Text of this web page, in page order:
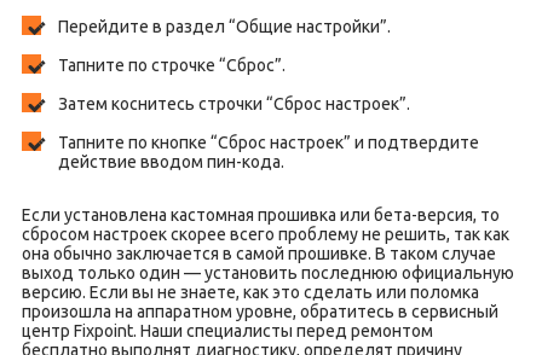
Перейдите в раздел “Общие настройки”.
Тапните по строчке “Сброс”.
Затем коснитесь строчки “Сброс настроек”.
Тапните по кнопке “Сброс настроек” и подтвердите
действие вводом пин-кода.
Если установлена кастомная прошивка или бета-версия, то
сбросом настроек скорее всего проблему не решить, так как
она обычно заключается в самой прошивке. В таком случае
выход только один — установить последнюю официальную
версию. Если вы не знаете, как это сделать или поломка
произошла на аппаратном уровне, обратитесь в сервисный
центр Fixpoint. Наши специалисты перед ремонтом
бесплатно выполнят диагностику, определят причину